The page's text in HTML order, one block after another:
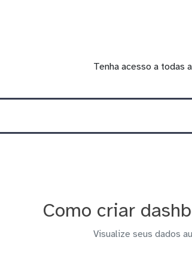
Tenha acesso a todas
Como criar
Visualize seus dados